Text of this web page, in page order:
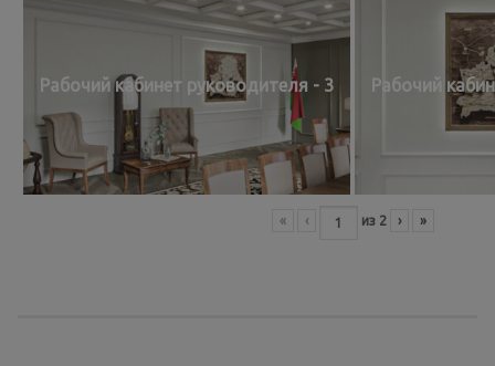
Рабочий кабинет руководителя - 3 Рабочий
« ‹ из 2 › »